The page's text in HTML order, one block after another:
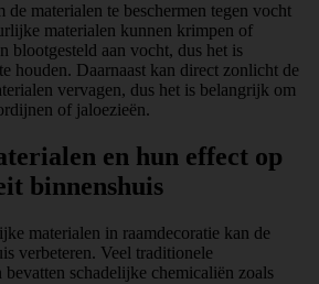
materialen te beschermen tegen vocht
materialen kunnen krimpen of
blootgesteld aan vocht, dus het is
houden. Daarnaast kan direct zonlicht de
vervagen, dus het is belangrijk om
of jaloezieën.
en hun effect op
binnenshuis
materialen in raamdecoratie kan de
verbeteren. Veel traditionele
bevatten schadelijke chemicaliën zoals